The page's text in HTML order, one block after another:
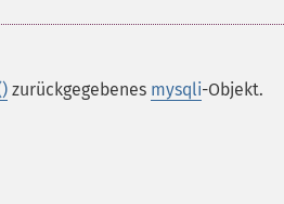
zurückgegebenes mysqli-Objekt.